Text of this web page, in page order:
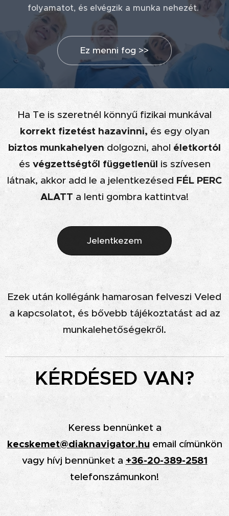
folyamatot, és elvégzik a munka nehezét.
Ez menni fog >>
Ha Te is szeretnél könnyű fizikai munkával
korrekt fizetést hazavinni, és egy olyan
biztos munkahelyendolgozni, ahol életkortól
és végzettségtől függetlenül is szívesen
látnak, akkor add le a jelentkezésed FÉL PERC
ALATT a lenti gombra kattintva!
Jelentkezem
Ezek után kollégánk hamarosan felveszi Veled
a kapcsolatot, és bővebb tájékoztatást ad az
munkalehetőségekről.
KÉRDÉSED VAN?
Keress bennünket a
kecskemet@diaknavigator.hu email címünkön
vagy hívj bennünket a +36-20-389-2581
telefonszámunkon!